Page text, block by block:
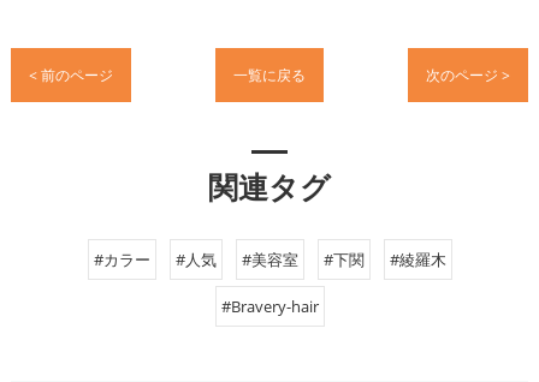
< 前のページ 一覧に戻る 次のページ >
関連タグ
#カラー #人気 #美容室 #下関 #綾羅木
#Bravery-hair